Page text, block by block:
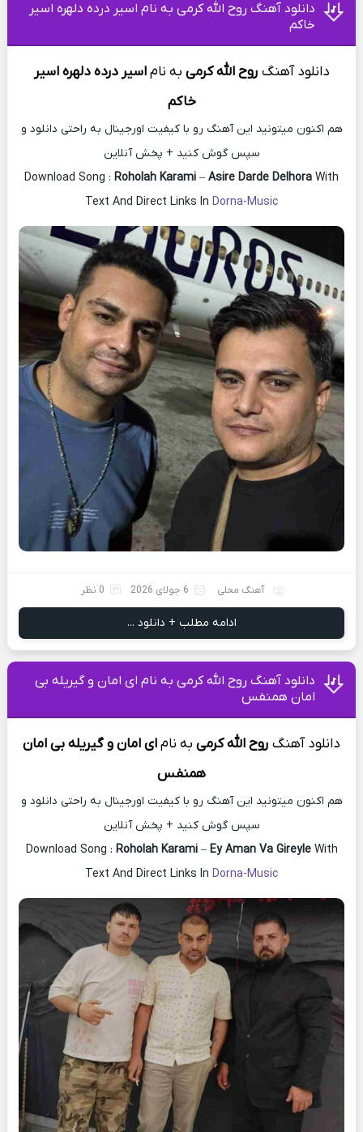
دانلود آهنگ روح الله کرمی به نام اسیر‌ درده دلهره‌ اسیر‌
خاکم
دانلود آهنگ روح الله کرمی به نام اسیر‌ درده دلهره‌ اسیر‌
خاکم
هم اکنون میتونید این آهنگ رو با کیفیت اورجینال به راحتی دانلود و
سپس گوش کنید + پخش آنلاین
Download Song : Roholah Karami – Asire Darde Delhora With
Text And Direct Links In Dorna-Music
آهنگ محلی 6 جولای 2026 0 نظر
ادامه مطلب + دانلود ...
دانلود آهنگ روح الله کرمی به نام ای امان و گیریله بی
امان همنفس
دانلود آهنگ روح الله کرمی به نامای امان و گیریله بی امان
همنفس
هم اکنون میتونید این آهنگ رو با کیفیت اورجینال به راحتی دانلود و
سپس گوش کنید + پخش آنلاین
Download Song : Roholah Karami– Ey Aman Va GireyleWith
Text And Direct Links In Dorna-Music